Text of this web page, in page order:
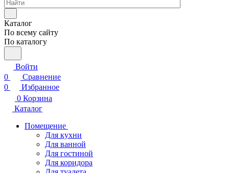
Каталог
По всему сайту
По каталогу
Войти
0
Сравнение
0
Избранное
0 Корзина
Каталог
Помещение
Для кухни
Для ванной
Для гостиной
Для коридора